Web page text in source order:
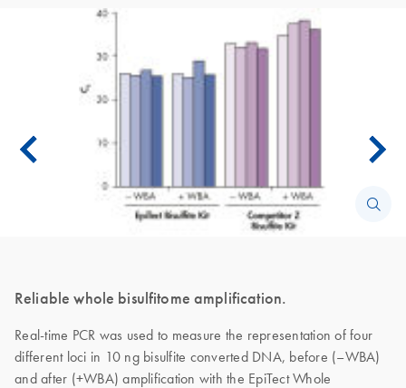
Reliable whole bisulfitome amplification.
Real-time PCR was used to measure the representation of four
different loci in 10 ng bisulfite converted DNA, before (–WBA)
and after (+WBA) amplification with the EpiTect Whole